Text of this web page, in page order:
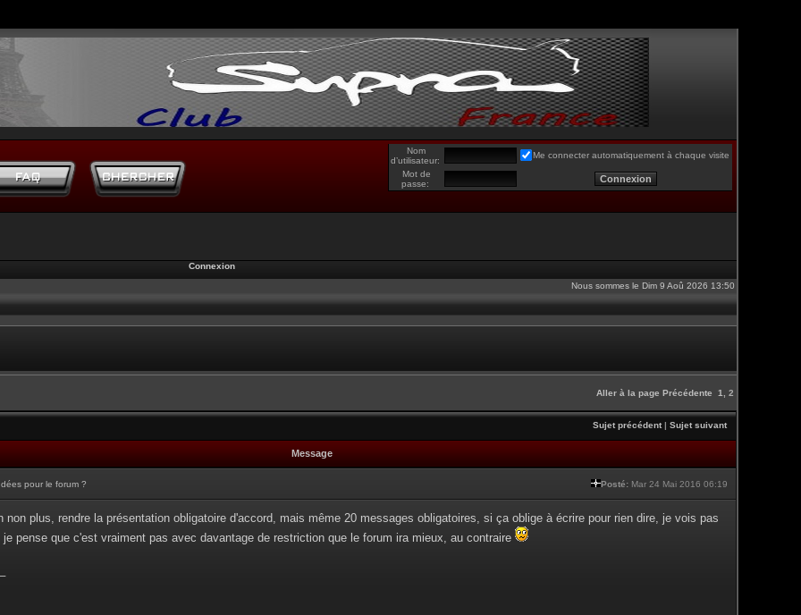
Nom
d’utilisateur:
Me connecter automatiquement à chaque visite
Mot de
passe:
Connexion
Nous sommes le Dim 9 Aoû 2026 13:50
Aller à la page Précédente 1 2
Sujet précédent| Sujet suivant
Message
pour le forum ? Posté: Mar 24 Mai 2016 06:19
non plus, rendre la présentation obligatoire d'accord, mais même 20 messages obligatoires, si ça oblige à écrire pour rien dire, je vois pas
pense que c'est vraiment pas avec davantage de restriction que le forum ira mieux, au contraire